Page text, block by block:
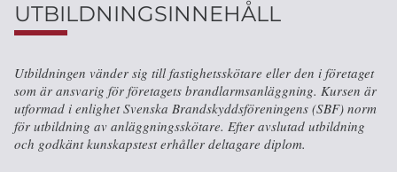
UTBILDNINGSINNEHÅLL
Utbildningen vänder sig till fastighetsskötare eller den i företaget
som är ansvarig för företagets brandlarmsanläggning. Kursen är
utformad i enlighet Svenska Brandskyddsföreningens (SBF) norm
för utbildning av anläggningsskötare. Efter avslutad utbildning
och godkänt kunskapstest erhåller deltagare diplom.